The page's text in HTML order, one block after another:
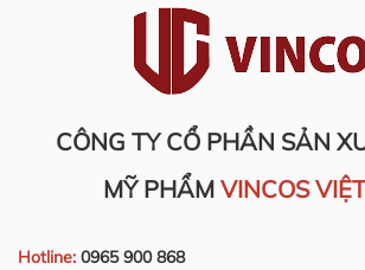
CÔNG TY CỔ PHẦN SẢN
MỸ PHẨM VINCOS
Hotline: 0965 900 868